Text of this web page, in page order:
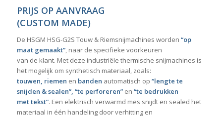
PRIJS OP AANVRAAG
(CUSTOM MADE)
De HSGM HSG-G2S Touw & Riemsnijmachines worden “op
maat gemaakt”, naar de specifieke voorkeuren
van de klant. Met deze industriële thermische snijmachines is
het mogelijk om synthetisch materiaal, zoals:
touwen, riemen en banden automatisch op “lengte te
snijden & sealen”, “te perforeren”en “te bedrukken
met tekst”. Een elektrisch verwarmd mes snijdt en sealed het
materiaal in één handeling door verhitting ​​en